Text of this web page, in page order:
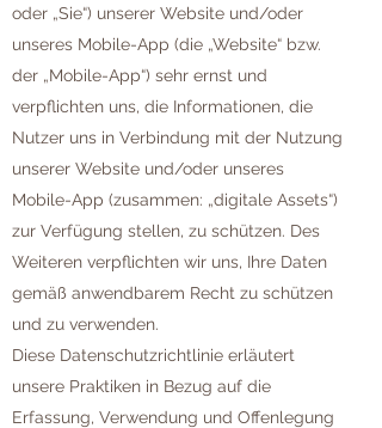
oder „Sie“) unserer Website und/oder
unseres Mobile-App (die „Website“ bzw.
der „Mobile-App“) sehr ernst und
verpflichten uns, die Informationen, die
Nutzer uns in Verbindung mit der Nutzung
unserer Website und/oder unseres
Mobile-App (zusammen: „digitale Assets“)
zur Verfügung stellen, zu schützen. Des
Weiteren verpflichten wir uns, Ihre Daten
gemäß anwendbarem Recht zu schützen
und zu verwenden.
Diese Datenschutzrichtlinie erläutert
unsere Praktiken in Bezug auf die
Erfassung, Verwendung und Offenlegung